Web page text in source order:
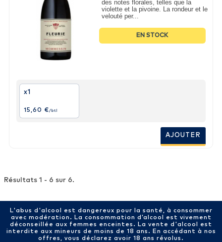
des notes florales, telles que la
violette et la pivoine. La rondeur et le
velouté per...
EN STOCK
x1
15,60 €/btl
AJOUTER
Résultats 1 - 6 sur 6.
L'abus d'alcool est dangereux pour la santé, à consommer
avec modération. La consommation d’alcool est vivement
déconseillée aux femmes enceintes. La vente d'alcool est
interdite aux mineurs de moins de 18 ans. En accédant à nos
offres, vous déclarez avoir 18 ans révolus.